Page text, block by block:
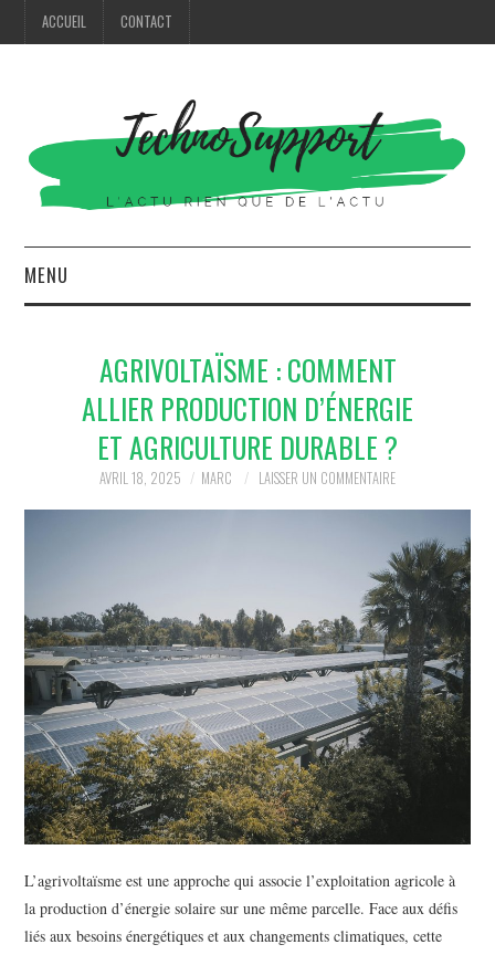
ACCUEIL CONTACT
MENU
MAISON
SOCIETE
FORMATION
SANTÉ
CONTACT
AGRIVOLTAÏSME : COMMENT
ALLIER PRODUCTION D’ÉNERGIE
ET AGRICULTURE DURABLE ?
AVRIL 18, 2025 MARC LAISSER UN COMMENTAIRE
L’agrivoltaïsme est une approche qui associe l’exploitation agricole à
la production d’énergie solaire sur une même parcelle. Face aux défis
liés aux besoins énergétiques et aux changements climatiques, cette